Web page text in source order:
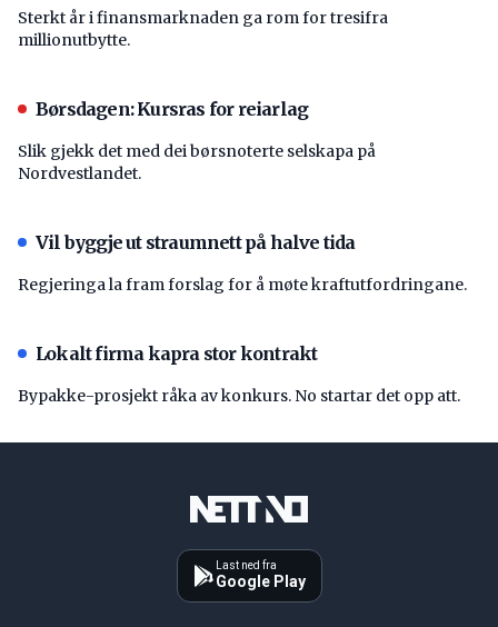
Sterkt år i finansmarknaden ga rom for tresifra
millionutbytte.
Børsdagen: Kursras for reiarlag
Slik gjekk det med dei børsnoterte selskapa på
Nordvestlandet.
Vil byggje ut straumnett på halve tida
Regjeringa la fram forslag for å møte kraftutfordringane.
Lokalt firma kapra stor kontrakt
Bypakke-prosjekt råka av konkurs. No startar det opp att.
Last ned fra
Google Play